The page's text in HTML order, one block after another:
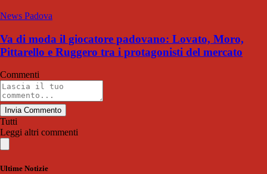
News Padova
Va di moda il giocatore padovano: Lovato, Moro,
Pittarello e Ruggero tra i protagonisti del mercato
Commenti
Invia Commento
Tutti
Leggi altri commenti
Ultime Notizie